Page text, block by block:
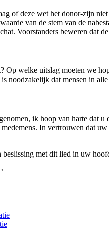
of deze wet het donor-zijn
van de stem van de
Voorstanders beweren dat
Op welke uitslag moeten we
noodzakelijk dat mensen in
ik hoop van harte dat
In vertrouwen dat
met dit lied in uw